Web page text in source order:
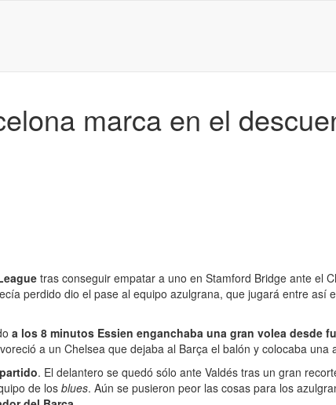
marca en el
tras conseguir empatar a uno en Stamford Bridge ante el
perdido dio el pase al equipo azulgrana, que jugará entre así
a los 8 minutos Essien enganchaba una gran volea desde
a un Chelsea que dejaba al Barça el balón y colocaba
. El delantero se quedó sólo ante Valdés tras un gran
de los blues. Aún se pusieron peor las cosas para los